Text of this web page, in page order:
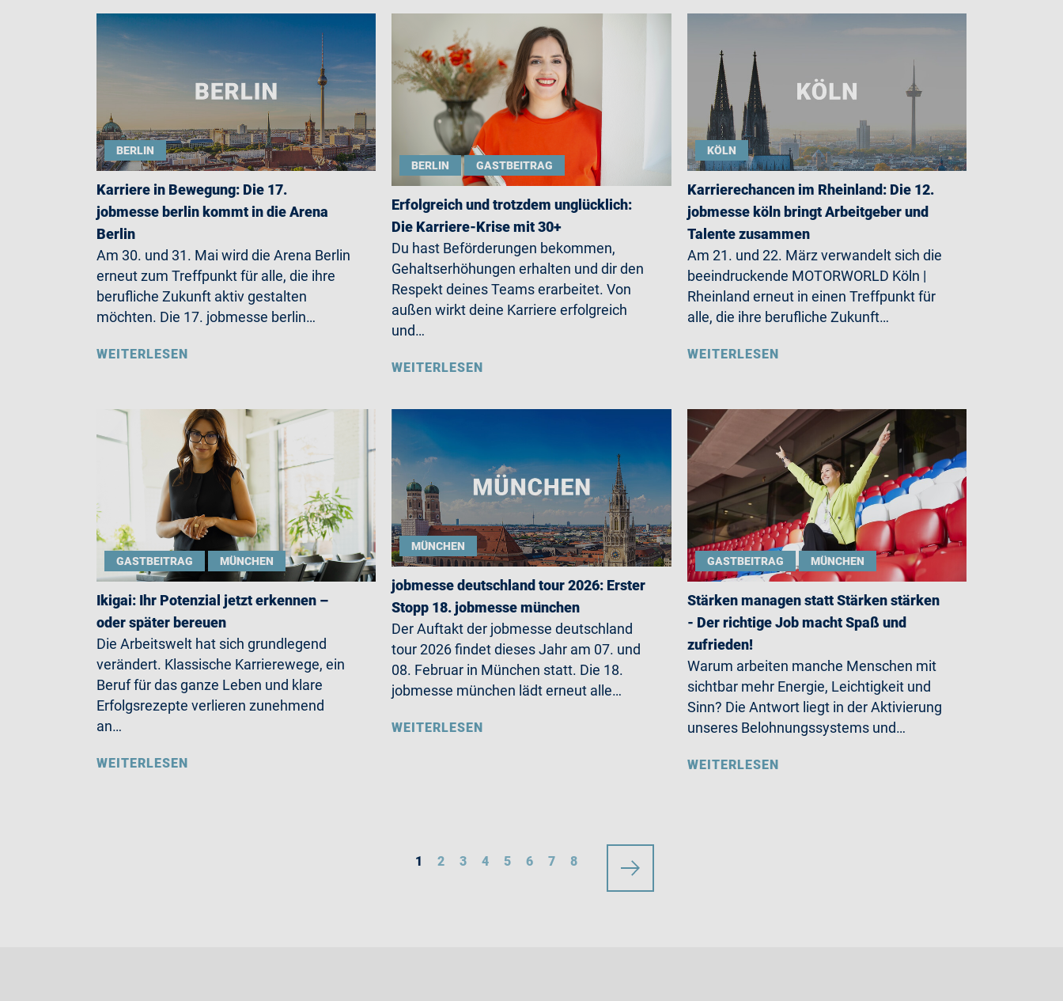
BERLIN
Karriere in Bewegung: Die 17.
jobmesse berlin kommt in die Arena
Berlin
Am 30. und 31. Mai wird die Arena Berlin
erneut zum Treffpunkt für alle, die ihre
berufliche Zukunft aktiv gestalten
möchten. Die 17. jobmesse berlin…
WEITERLESEN
BERLIN GASTBEITRAG
Erfolgreich und trotzdem unglücklich:
Die Karriere-Krise mit 30+
Du hast Beförderungen bekommen,
Gehaltserhöhungen erhalten und dir den
Respekt deines Teams erarbeitet. Von
außen wirkt deine Karriere erfolgreich
und…
WEITERLESEN
KÖLN
Karrierechancen im Rheinland: Die 12.
jobmesse köln bringt Arbeitgeber und
Talente zusammen
Am 21. und 22. März verwandelt sich die
beeindruckende MOTORWORLD Köln |
Rheinland erneut in einen Treffpunkt für
alle, die ihre berufliche Zukunft…
WEITERLESEN
GASTBEITRAG MÜNCHEN
Ikigai: Ihr Potenzial jetzt erkennen –
oder später bereuen
Die Arbeitswelt hat sich grundlegend
verändert. Klassische Karrierewege, ein
Beruf für das ganze Leben und klare
Erfolgsrezepte verlieren zunehmend
an…
WEITERLESEN
MÜNCHEN
jobmesse deutschland tour 2026: Erster
Stopp 18. jobmesse münchen
Der Auftakt der jobmesse deutschland
tour 2026 findet dieses Jahr am 07. und
08. Februar in München statt. Die 18.
jobmesse münchen lädt erneut alle…
WEITERLESEN
GASTBEITRAG MÜNCHEN
Stärken managen statt Stärken stärken
- Der richtige Job macht Spaß und
zufrieden!
Warum arbeiten manche Menschen mit
sichtbar mehr Energie, Leichtigkeit und
Sinn? Die Antwort liegt in der Aktivierung
unseres Belohnungssystems und…
WEITERLESEN
1 2 3 4 5 6 7 8